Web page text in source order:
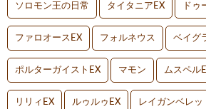
ソロモン王の日常 タイタニアEX ドゥ
ファロオースEX フォルネウス ベイグ
ポルターガイストEX マモン ムスペル
リリィEX ルゥルゥEX レイガンベレッ